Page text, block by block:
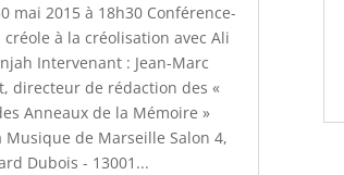
mai 2015 à 18h30 Conférence-
à la créolisation avec Ali
Intervenant : Jean-Marc
directeur de rédaction des «
Anneaux de la Mémoire »
Musique de Marseille Salon 4,
Dubois - 13001...